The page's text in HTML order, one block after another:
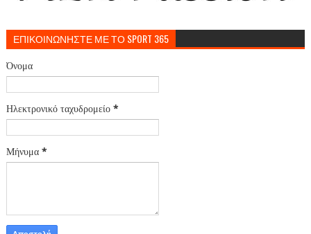
ΕΠΙΚΟΙΝΩΝΗΣΤΕ ΜΕ ΤΟ SPORT 365
Όνομα
Ηλεκτρονικό ταχυδρομείο *
Μήνυμα *